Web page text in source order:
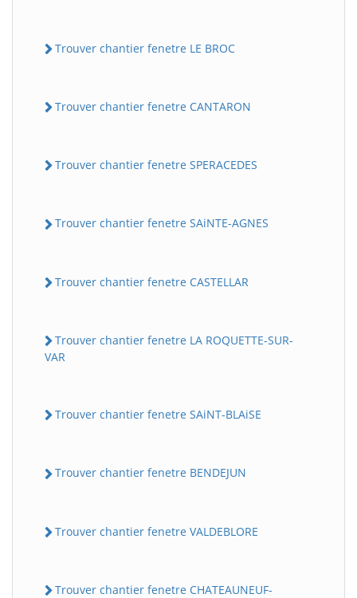
Trouver chantier fenetre LE BROC
Trouver chantier fenetre CANTARON
Trouver chantier fenetre SPERACEDES
Trouver chantier fenetre SAiNTE-AGNES
Trouver chantier fenetre CASTELLAR
Trouver chantier fenetre LA ROQUETTE-SUR-
VAR
Trouver chantier fenetre SAiNT-BLAiSE
Trouver chantier fenetre BENDEJUN
Trouver chantier fenetre VALDEBLORE
Trouver chantier fenetre CHATEAUNEUF-